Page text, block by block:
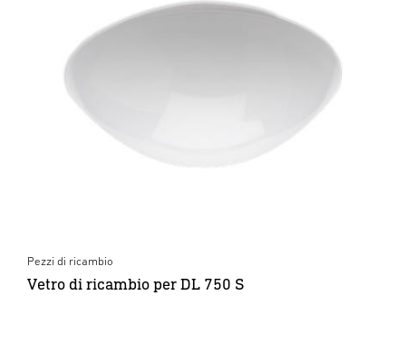
Pezzi di ricambio
Vetro di ricambio per DL 750 S